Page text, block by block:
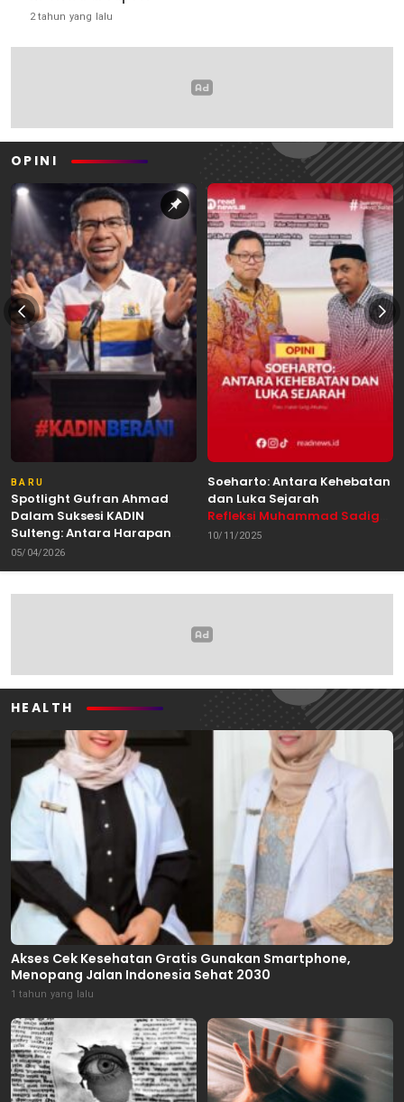
2 tahun yang lalu
OPINI
BARU
Spotlight Gufran Ahmad
Dalam Suksesi KADIN
Sulteng: Antara Harapan
dan Kebutuhan Perubahan
Oleh: Anshar Munir
05/04/2026
Soeharto: Antara Kehebatan
dan Luka Sejarah
Refleksi Muhammad Sadig
Alhabsyie, Akademisi UIN
Pemerhati Gerakan
10/11/2025
HEALTH
Akses Cek Kesehatan Gratis Gunakan Smartphone,
Menopang Jalan Indonesia Sehat 2030
1 tahun yang lalu